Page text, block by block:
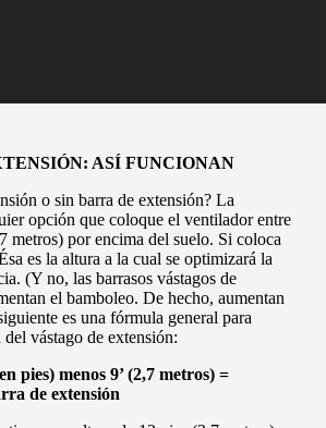
ASÍ FUNCIONAN
o sin barra de extensión? La
opción que coloque el ventilador entre
metros) por encima del suelo. Si coloca
es la altura a la cual se optimizará la
(Y no, las barrasos vástagos de
el bamboleo. De hecho, aumentan
es una fórmula general para
vástago de extensión:
pies) menos 9’ (2,7 metros) =
de extensión